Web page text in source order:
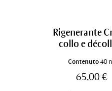
Rigenerante
collo e
Contenuto 40
65,00 €